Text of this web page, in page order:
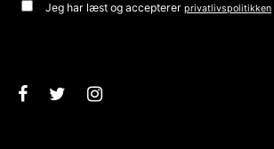
Jeg har læst og acceptererprivatlivspolitikken